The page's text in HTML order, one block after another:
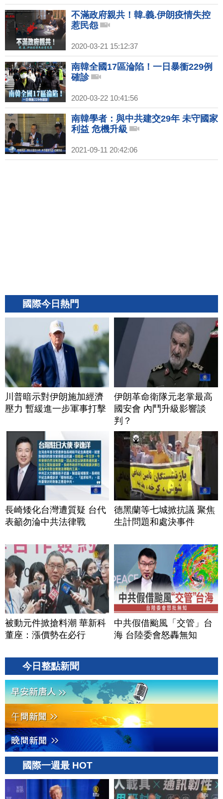
不滿政府親共！韓.義.伊朗疫情失控
惹民怨
2020-03-21 15:12:37
南韓全國17區淪陷！一日暴衝229例
確診
2020-03-22 10:41:56
南韓學者：與中共建交29年 未守國家
利益 危機升級
2021-09-11 20:42:06
國際今日熱門
川普暗示對伊朗施加經濟
壓力 暫緩進一步軍事打擊
伊朗革命衛隊元老掌最高
國安會 內鬥升級影響談
判？
長崎矮化台灣遭質疑 台代
表籲勿淪中共法律戰
德黑蘭等七城掀抗議 聚焦
生計問題和處決事件
被動元件掀搶料潮 華新科
董座：漲價勢在必行
中共假借颱風「交管」台
海 台陸委會怒轟無知
今日整點新聞
國際一週最 HOT